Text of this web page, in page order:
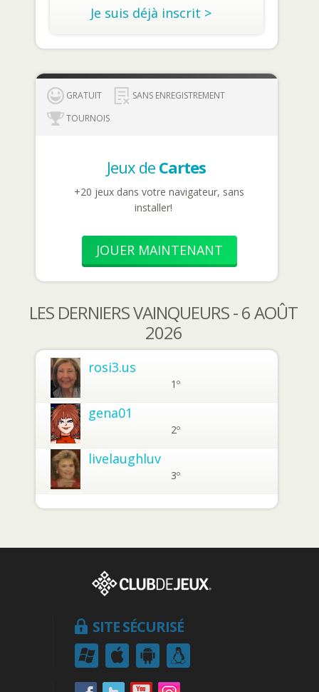
Je suis déjà inscrit >
GRATUIT
SANS ENREGISTREMENT
TOURNOIS
Jeux de Cartes
+20 jeux dans votre navigateur, sans
installer!
JOUER MAINTENANT
LES DERNIERS VAINQUEURS - 6 AOÛT
2026
rosi3.us
1º
gena01
2º
livelaughluv
3º
SITE SÉCURISÉ